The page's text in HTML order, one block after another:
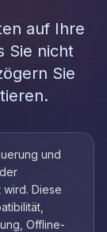
auf Ihre
Sie nicht
Sie
und
Diese
Offline-